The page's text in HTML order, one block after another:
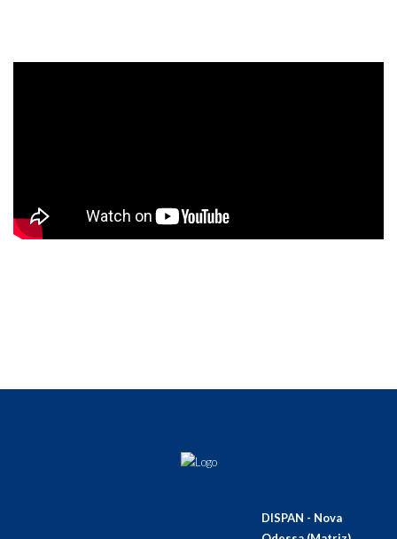
DISPAN - Nova